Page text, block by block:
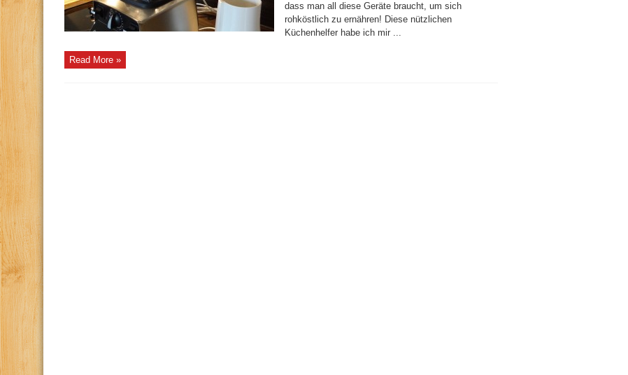
dass man all diese Geräte braucht, um sich
rohköstlich zu ernähren! Diese nützlichen
Küchenhelfer habe ich mir ...
Read More »